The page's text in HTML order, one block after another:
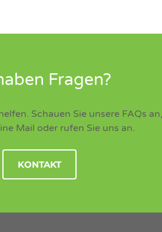
Fragen?
Schauen Sie unsere FAQs
Mail oder rufen Sie uns an.
KONTAKT